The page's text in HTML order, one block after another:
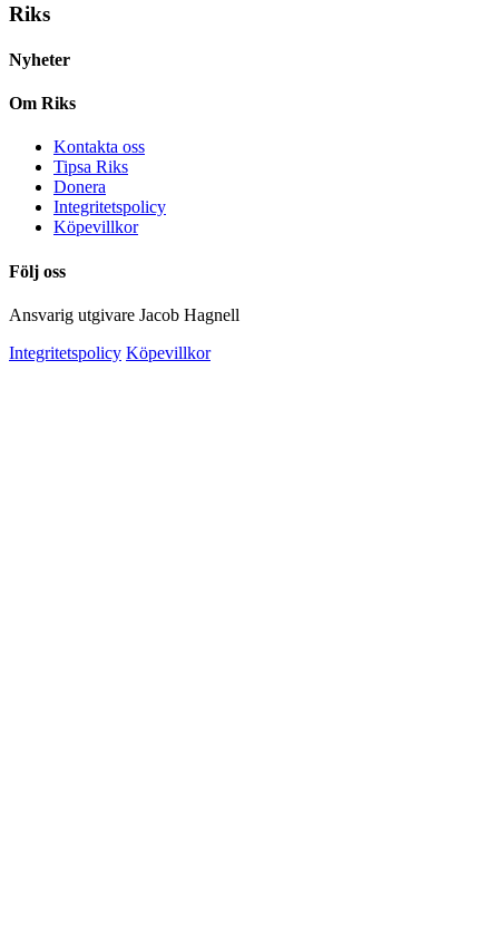
Riks
Nyheter
Om Riks
Kontakta oss
Tipsa Riks
Donera
Integritetspolicy
Köpevillkor
Följ oss
Ansvarig utgivare Jacob Hagnell
Integritetspolicy Köpevillkor